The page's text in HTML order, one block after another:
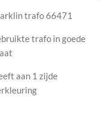
trafo 66471
trafo in goede
aan 1 zijde